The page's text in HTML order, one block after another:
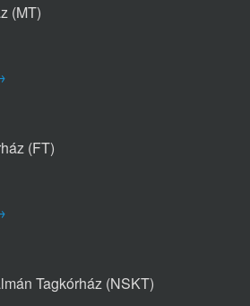
(MT)
(FT)
Tagkórház (NSKT)